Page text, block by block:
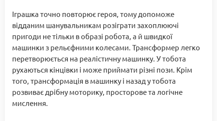
Іграшка точно повторює героя, тому допоможе
відданим шанувальникам розіграти захоплюючі
пригоди не тільки в образі робота, а й швидкої
машинки з рельєфними колесами. Трансформер легко
перетворюється на реалістичну машинку. У тобота
рухаються кінцівки і може приймати різні пози. Крім
того, трансформація в машинку і назад у тобота
розвиває дрібну моторику, просторове та логічне
мислення.